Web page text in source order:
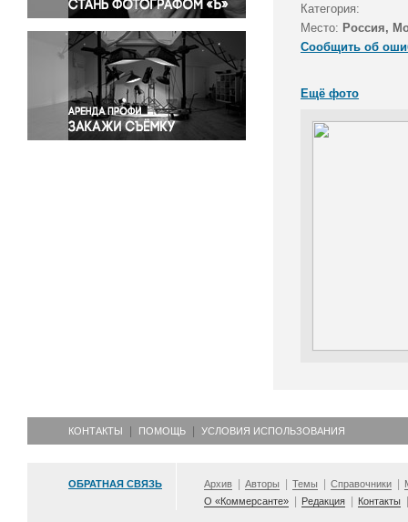
Религия
Светская жизнь
Спорт
Экология
Экономика и бизнес
Категория:
Место: Россия,
Сообщить об
Ещё фото
КОНТАКТЫ ПОМОЩЬ УСЛОВИЯ ИСПОЛЬЗОВАНИЯ
ОБРАТНАЯ СВЯЗЬ Архив Авторы Темы Справочники
О «Коммерсанте»
Редакция Контакты